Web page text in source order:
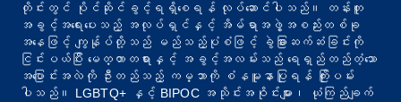
တိုင်းတွင် ပိုင်ဆိုင်ခွင့်ရရှိစေရန် လုပ်ဆောင်ပါသည်။ တန်းတူ
အခွင့်အရေးပေးသည့် အလုပ်ရှင်နှင့် အိမ်ရာအဖွဲ့အစည်းတစ်ခု
အနေဖြင့် ကျွန်ုပ်တို့သည် မည်သည့်ပုံစံဖြင့် ခွဲခြားဆက်ဆံခြင်းကို
ငြင်းပယ်ပြီး မေတ္တာတရားနှင့် အခွင့်အလမ်းသည် ရေရှည်တည်တံ့သော
အပြောင်းအလဲကို ဦးတည်သည့် ကမ္ဘာကို စံနမူနာပြုရန် ကြိုးပမ်း
ပါသည်။ LGBTQ+ နှင့် BIPOC အသိုင်းအဝိုင်းများ၊ ယုံကြည်ချက်